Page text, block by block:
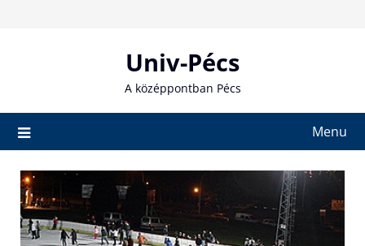
Univ-Pécs
A középpontban Pécs
Menu